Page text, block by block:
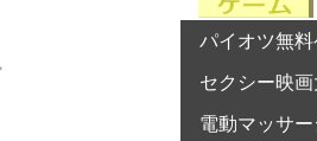
パイオツ無料
セクシー映画
電動マッサ